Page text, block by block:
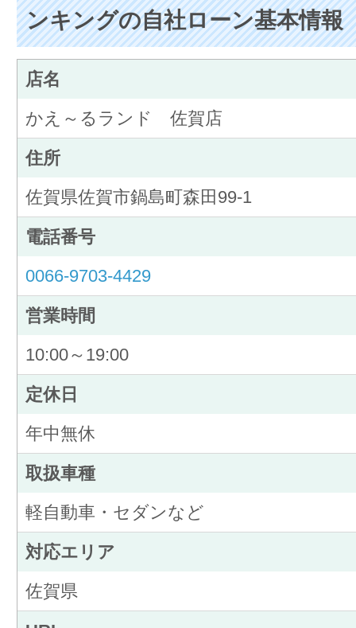
ンキングの自社ローン基本情報
店名
かえ～るランド 佐賀店
住所
佐賀県佐賀市鍋島町森田99-1
電話番号
0066-9703-4429
営業時間
10:00～19:00
定休日
年中無休
取扱車種
軽自動車・セダンなど
対応エリア
佐賀県